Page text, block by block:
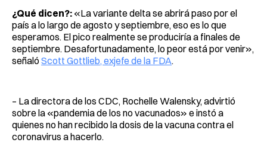
¿Qué dicen?: «La variante delta se abrirá paso por el
país a lo largo de agosto y septiembre, eso es lo que
esperamos. El pico realmente se produciría a finales de
septiembre. Desafortunadamente, lo peor está por venir»,
señaló Scott Gottlieb, exjefe de la FDA.
– La directora de los CDC, Rochelle Walensky, advirtió
sobre la «pandemia de los no vacunados» e instó a
quienes no han recibido la dosis de la vacuna contra el
coronavirus a hacerlo.